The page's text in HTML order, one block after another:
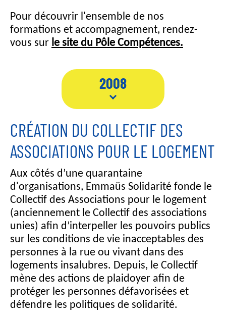
Pour découvrir l'ensemble de nos
formations et accompagnement, rendez-
vous sur le site du Pôle Compétences.
2008
CRÉATION DU COLLECTIF DES
ASSOCIATIONS POUR LE LOGEMENT
Aux côtés d’une quarantaine
d'organisations, Emmaüs Solidarité fonde le
Collectif des Associations pour le logement
(anciennement le Collectif des associations
unies) afin d’interpeller les pouvoirs publics
sur les conditions de vie inacceptables des
personnes à la rue ou vivant dans des
logements insalubres. Depuis, le Collectif
mène des actions de plaidoyer afin de
protéger les personnes défavorisées et
défendre les politiques de solidarité.